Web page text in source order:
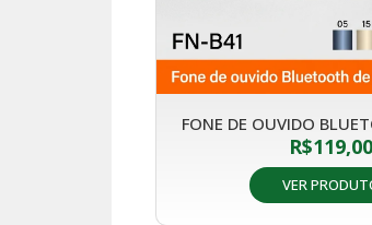
FONE DE OUVIDO
R$119,00
VER